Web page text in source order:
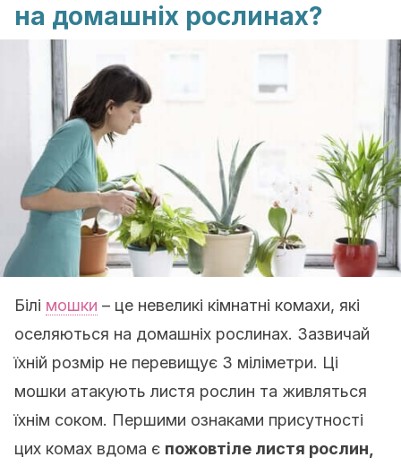
на домашніх рослинах?
Білі мошки – це невеликі кімнатні комахи, які
оселяються на домашніх рослинах. Зазвичай
їхній розмір не перевищує 3 міліметри. Ці
мошки атакують листя рослин та живляться
їхнім соком. Першими ознаками присутності
цих комах вдома є пожовтіле листя рослин,